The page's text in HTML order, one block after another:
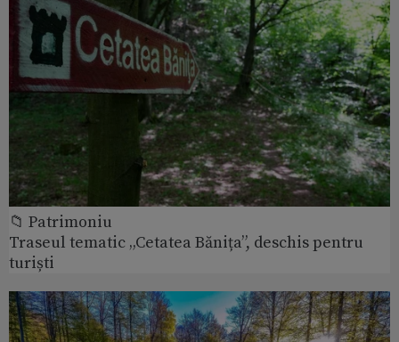
📁 Patrimoniu
Traseul tematic „Cetatea Bănița”, deschis pentru
turiști